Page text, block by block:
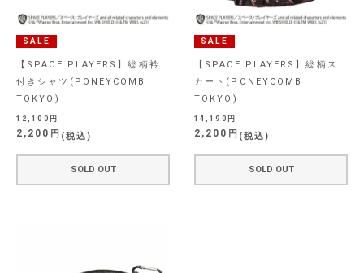
SALE
【SPACE PLAYERS】総柄衿
付きシャツ(PONEYCOMB
TOKYO)
12,100
2,200 税込
SOLD OUT
SALE
【SPACE PLAYERS】総柄ス
カート(PONEYCOMB
TOKYO)
14,190
2,200 税込
SOLD OUT